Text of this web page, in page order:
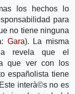
los hechos lo
para
no tiene ninguna
Gara). La misma
revela que el
que ver con los
españolista tiene
interà©s no es